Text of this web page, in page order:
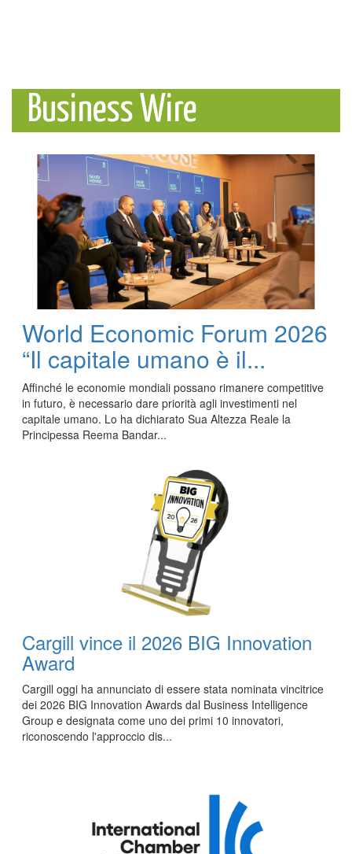
Business Wire
World Economic Forum 2026
“Il capitale umano è il...
Affinché le economie mondiali possano rimanere competitive
in futuro, è necessario dare priorità agli investimenti nel
capitale umano. Lo ha dichiarato Sua Altezza Reale la
Principessa Reema Bandar...
Cargill vince il 2026 BIG Innovation
Award
Cargill oggi ha annunciato di essere stata nominata vincitrice
dei 2026 BIG Innovation Awards dal Business Intelligence
Group e designata come uno dei primi 10 innovatori,
riconoscendo l'approccio dis...